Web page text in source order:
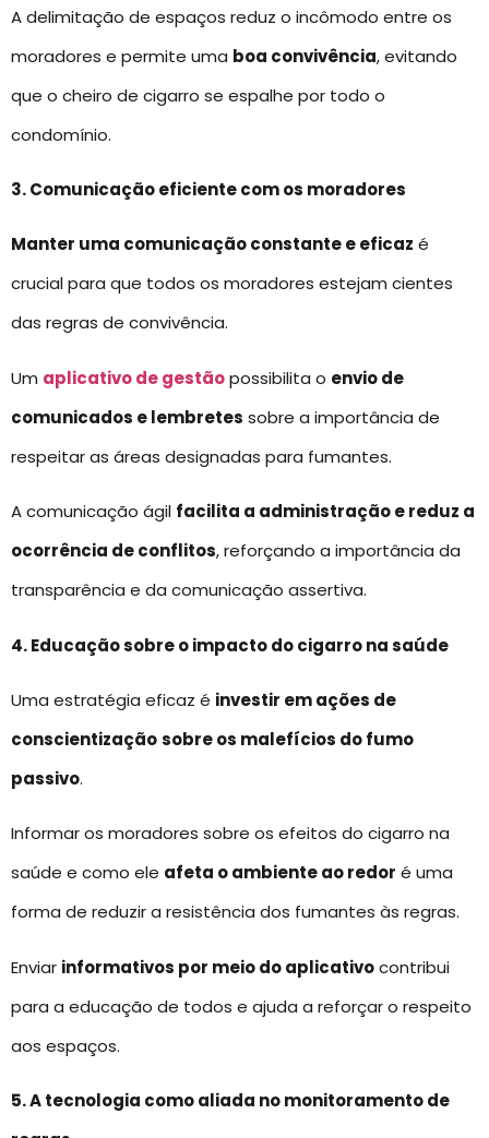
A delimitação de espaços reduz o incômodo entre os
moradores e permite uma boa convivência, evitando
que o cheiro de cigarro se espalhe por todo o
condomínio.
3. Comunicação eficiente com os moradores
Manter uma comunicação constante e eficaz é
crucial para que todos os moradores estejam cientes
das regras de convivência.
Um aplicativo de gestãopossibilita o envio de
comunicados e lembretes sobre a importância de
respeitar as áreas designadas para fumantes.
A comunicação ágil facilita a administração e reduz a
ocorrência de conflitos, reforçando a importância da
transparência e da comunicação assertiva.
4. Educação sobre o impacto do cigarro na saúde
Uma estratégia eficaz é investir em ações de
conscientizaçãosobre os malefícios do fumo
passivo.
Informar os moradores sobre os efeitos do cigarro na
saúde e como ele afeta o ambiente ao redor é uma
forma de reduzir a resistência dos fumantes às regras.
Enviar informativos por meio do aplicativocontribui
para a educação de todos e ajuda a reforçar o respeito
aos espaços.
5. A tecnologia como aliada no monitoramento de